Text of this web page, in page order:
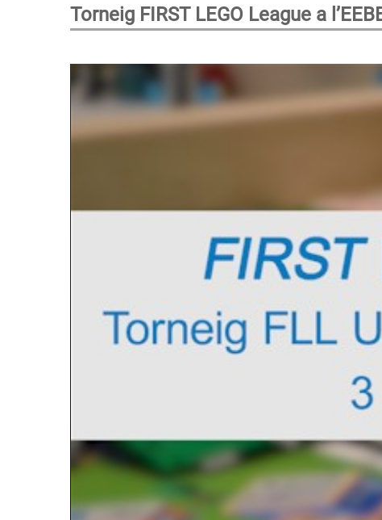
Torneig FIRST LEGO League a